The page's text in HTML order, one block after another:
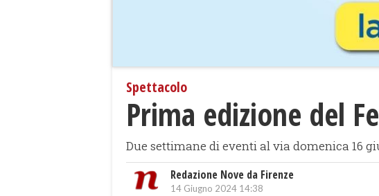
Spettacolo
Prima edizione del
Due settimane di eventi al via domenica 16
Redazione Nove da Firenze
14 Giugno 2024 14:38